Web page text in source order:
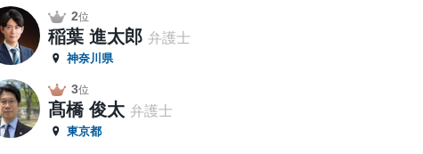
2位
稲葉 進太郎 弁護士
神奈川県
3位
髙橋 俊太 弁護士
東京都